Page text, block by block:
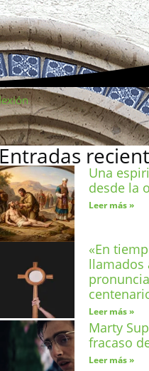
Entradas
Una
desde la
Leer más »
«En
llamados
Leer más »
Marty
fracaso
Leer más »